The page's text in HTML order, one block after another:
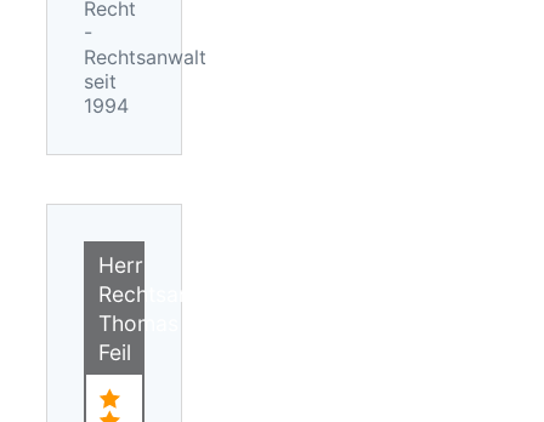
Recht
-
Rechtsanwalt
seit
1994
Herr
Rechtsanwalt
Thomas
Feil